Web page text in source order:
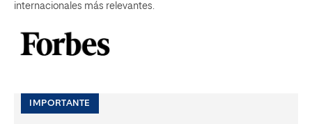
internacionales más relevantes.
IMPORTANTE